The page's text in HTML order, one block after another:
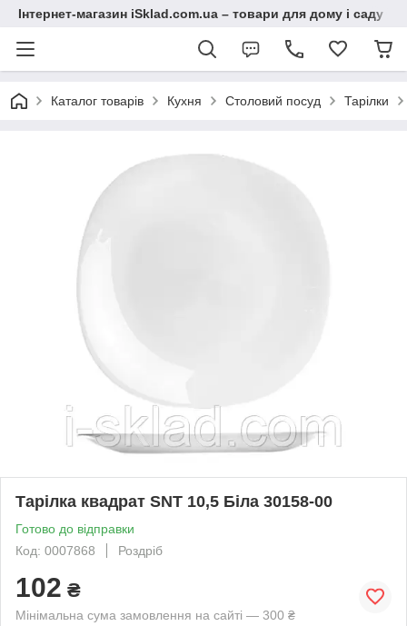
Інтернет-магазин iSklad.com.ua – товари для дому і саду
Каталог товарів Кухня Столовий посуд Тарілки
Тарілка квадрат SNT 10,5 Біла 30158-00
Готово до відправки
Код: 0007868
Роздріб
102 ₴
Мінімальна сума замовлення на сайті — 300 ₴